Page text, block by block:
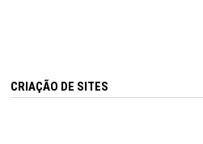
CRIAÇÃO DE SITES